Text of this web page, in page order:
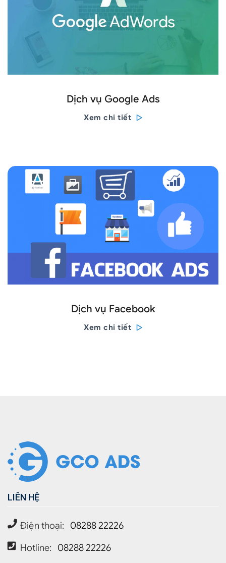
Dịch vụ Google Ads
Xem chi tiết
Dịch vụ Facebook
Xem chi tiết
LIÊN HỆ
Điện thoại: 08288 22226
Hotline: 08288 22226